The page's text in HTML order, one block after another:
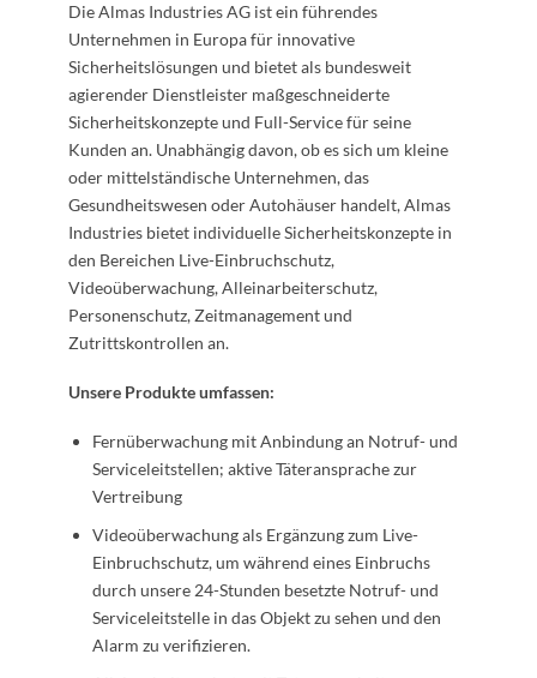
Die Almas Industries AG ist ein führendes
Unternehmen in Europa für innovative
Sicherheitslösungen und bietet als bundesweit
agierender Dienstleister maßgeschneiderte
Sicherheitskonzepte und Full-Service für seine
Kunden an. Unabhängig davon, ob es sich um kleine
oder mittelständische Unternehmen, das
Gesundheitswesen oder Autohäuser handelt, Almas
Industries bietet individuelle Sicherheitskonzepte in
den Bereichen Live-Einbruchschutz,
Videoüberwachung, Alleinarbeiterschutz,
Personenschutz, Zeitmanagement und
Zutrittskontrollen an.
Unsere Produkte umfassen:
Fernüberwachung mit Anbindung an Notruf- und
Serviceleitstellen; aktive Täteransprache zur
Vertreibung
Videoüberwachung als Ergänzung zum Live-
Einbruchschutz, um während eines Einbruchs
durch unsere 24-Stunden besetzte Notruf- und
Serviceleitstelle in das Objekt zu sehen und den
Alarm zu verifizieren.